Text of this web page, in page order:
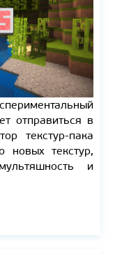
отправиться в
текстур-пака
новых текстур,
и